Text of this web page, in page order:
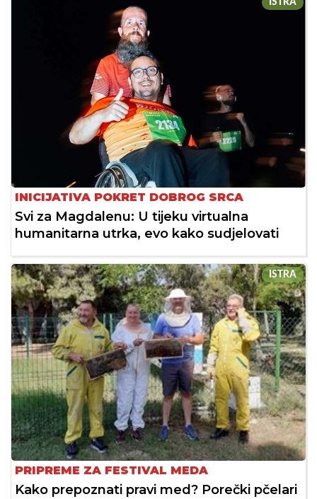
INICIJATIVA POKRET DOBROG SRCA
Svi za Magdalenu: U tijeku virtualna
humanitarna utrka, evo kako sudjelovati
ISTRA
PRIPREME ZA FESTIVAL MEDA
Kako prepoznati pravi med? Porečki pčelari